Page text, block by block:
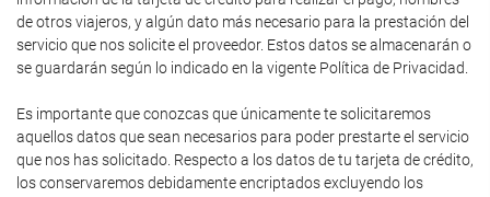
de otros viajeros, y algún dato más necesario para la prestación del
servicio que nos solicite el proveedor. Estos datos se almacenarán o
se guardarán según lo indicado en la vigente Política de Privacidad.
Es importante que conozcas que únicamente te solicitaremos
aquellos datos que sean necesarios para poder prestarte el servicio
que nos has solicitado. Respecto a los datos de tu tarjeta de crédito,
los conservaremos debidamente encriptados excluyendo los